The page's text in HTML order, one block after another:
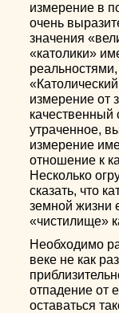
измерение в
очень
значения
«католики»
измерение от
качественный
утраченное,
измерение
отношение к
Несколько
сказать, что
земной жизни
«чистилище»
Необходимо
веке не как
отпадение от
оставаться